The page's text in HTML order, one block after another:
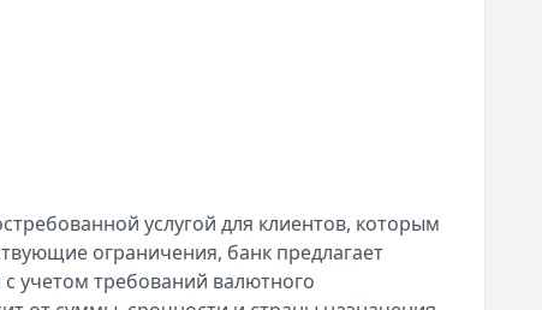
услугой для клиентов, которым
ограничения, банк предлагает
учетом требований валютного